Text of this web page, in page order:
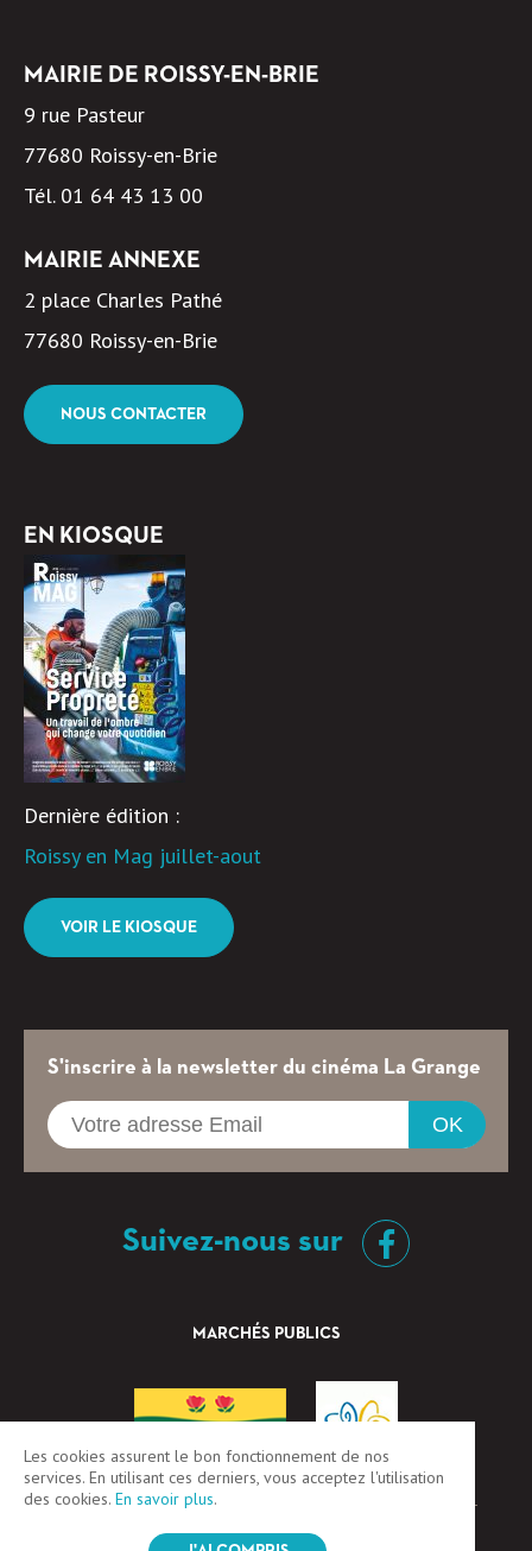
MAIRIE DE ROISSY-EN-BRIE
9 rue Pasteur
77680 Roissy-en-Brie
Tél. 01 64 43 13 00
MAIRIE ANNEXE
2 place Charles Pathé
77680 Roissy-en-Brie
NOUS CONTACTER
EN KIOSQUE
Dernière édition :
Roissy en Mag juillet-aout
VOIR LE KIOSQUE
S'inscrire à la newsletter du cinéma La Grange
OK
Suivez-nous sur
MARCHÉS PUBLICS
CGV Mentions légales
Credits:IRIS Interactive
Les cookies assurent le bon fonctionnement de nos
services. En utilisant ces derniers, vous acceptez l'utilisation
des cookies. En savoir plus.